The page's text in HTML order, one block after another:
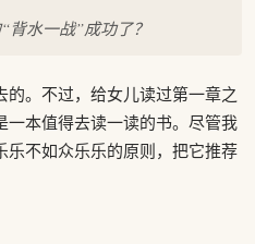
背水一战”成功了？
。不过，给女儿读过第一章之
一本值得去读一读的书。尽管我
不如众乐乐的原则，把它推荐